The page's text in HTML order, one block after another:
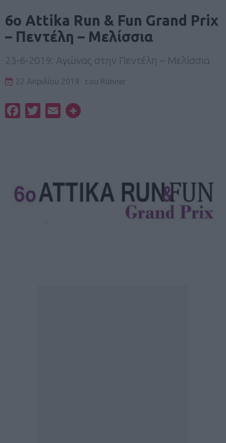
6ο Attika Run & Fun Grand Prix
– Πεντέλη – Μελίσσια
23-6-2019: Αγώνας στην Πεντέλη – Μελίσσια
22 Απριλίου 2019 του Runner
FacebookTwitterEmail